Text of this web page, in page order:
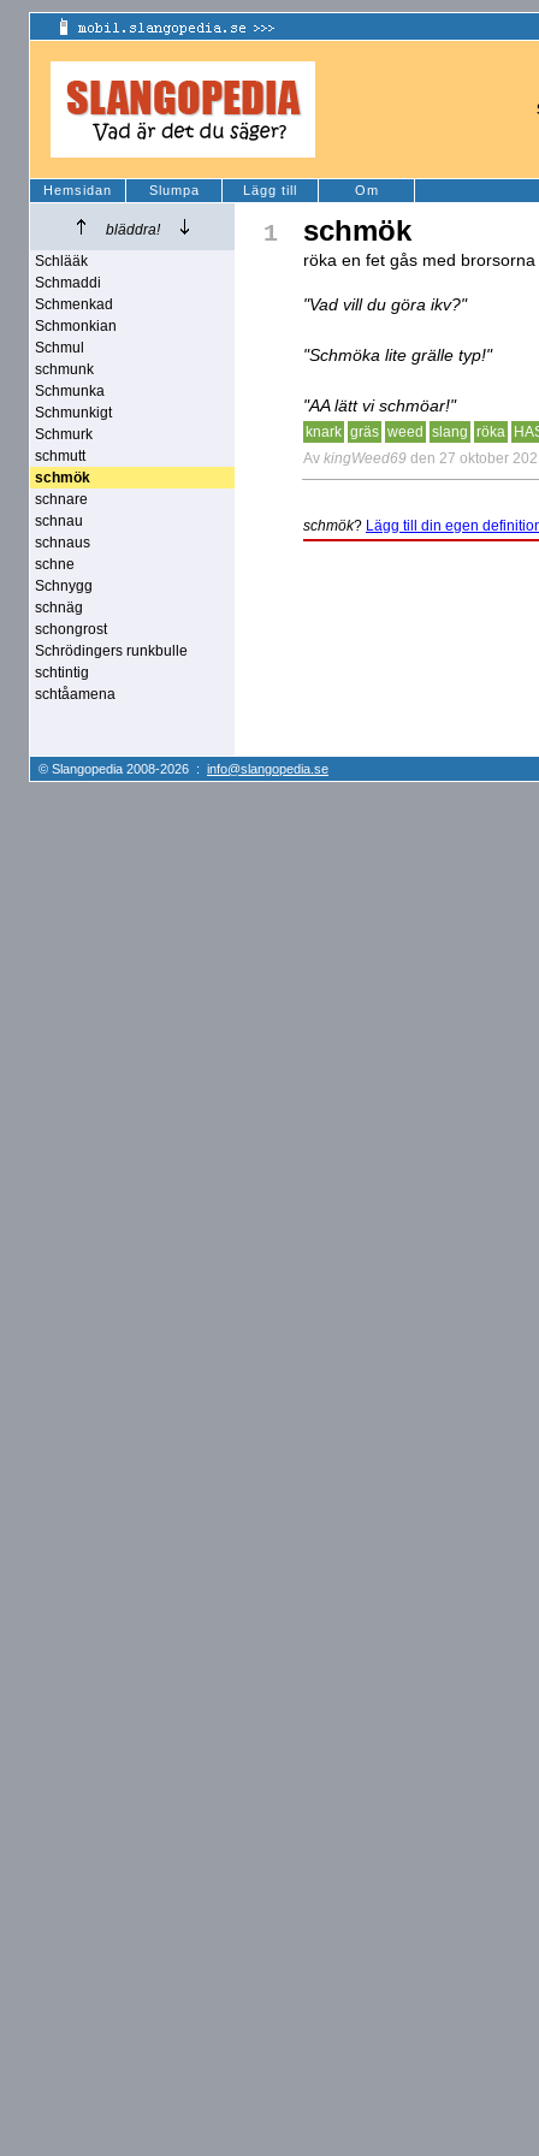
Hemsidan Slumpa Lägg till Om
bläddra!
Schlääk
Schmaddi
Schmenkad
Schmonkian
Schmul
schmunk
Schmunka
Schmunkigt
Schmurk
schmutt
schmök
schnare
schnau
schnaus
schne
Schnygg
schnäg
schongrost
Schrödingers runkbulle
schtintig
schtåamena
1 schmök
röka en fet gås med brorsorna
"Vad vill du göra ikv?"
"Schmöka lite grälle typ!"
"AA lätt vi schmöar!"
knark gräs weed slang röka
Av kingWeed69 den 27 oktober
schmök? Lägg till din egen
© Slangopedia 2008-2026 : info@slangopedia.se